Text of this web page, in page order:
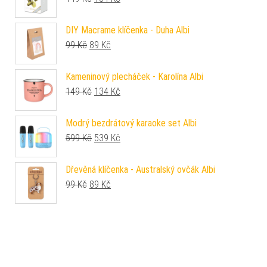
DIY Macrame klíčenka - Duha Albi
99Kč Původní cena byla: 99 Kč.
89 Kč
Kameninový plecháček - Karolína Albi
149Kč Původní cena byla: 149 Kč.
134 Kč
Modrý bezdrátový karaoke set Albi
599Kč Původní cena byla: 599 Kč.
539 Kč
Dřevěná klíčenka - Australský ovčák Albi
99Kč Původní cena byla: 99 Kč.
89 Kč